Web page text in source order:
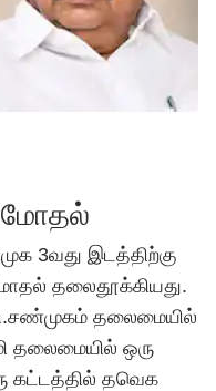
மோதல்
3வது இடத்திற்கு
தலைதூக்கியது.
தலைமையில்
தலைமையில் ஒரு
கட்டத்தில் தவெக